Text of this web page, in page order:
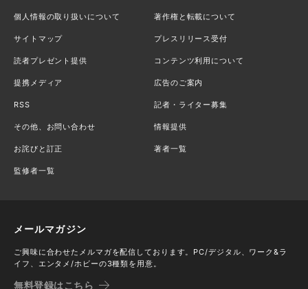
個人情報の取り扱いについて 著作権と転載について
サイトマップ プレスリリース受付
読者プレゼント提供 コンテンツ利用について
提携メディア 広告のご案内
RSS 記者・ライター募集
その他、お問い合わせ 情報提供
お詫びと訂正 著者一覧
監修者一覧
メールマガジン
ご興味に合わせたメルマガを配信しております。PC/デジタル、ワーク&ラ
イフ、エンタメ/ホビーの3種類を用意。
無料登録はこちら